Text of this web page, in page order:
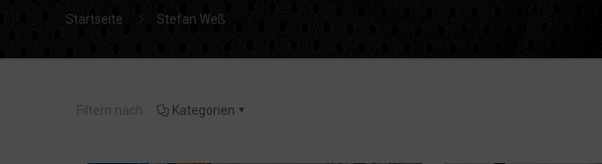
Startseite Stefan Weß
Filtern nach Kategorien